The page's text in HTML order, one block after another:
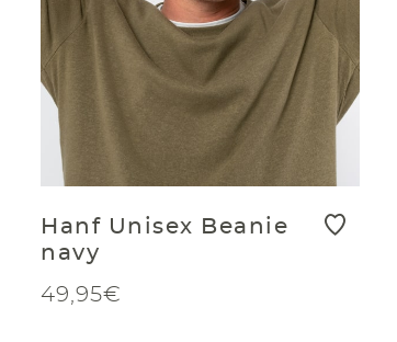
Hanf Unisex Beanie
navy
49,95€